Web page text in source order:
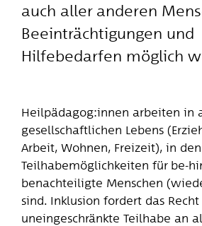
auch aller anderen
Beeinträchtigungen und
Hilfebedarfen möglich
Heilpädagog:innen arbeiten in
gesellschaftlichen Lebens
Arbeit, Wohnen, Freizeit), in
Teilhabemöglichkeiten für be-
benachteiligte Menschen
sind. Inklusion fordert das
uneingeschränkte Teilhabe an